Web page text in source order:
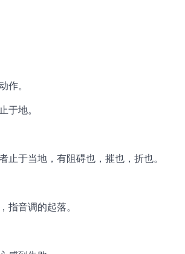
作。
于地。
止于当地，有阻碍也，摧也，折也。
指音调的起落。